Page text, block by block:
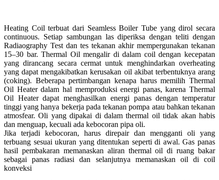
Heating Coil terbuat dari Seamless Boiler Tube yang dirol secara
continuous. Setiap sambungan las diperiksa dengan teliti dengan
Radiaography Test dan tes tekanan akhir mempergunakan tekanan
15–30 bar. Thermal Oil mengalir di dalam coil dengan kecepatan
yang dirancang secara cermat untuk menghindarkan overheating
yang dapat mengakibatkan kerusakan oil akibat terbentuknya arang
(coking). Beberapa pertimbangan kenapa harus memilih Thermal
Oil Heater dalam hal memproduksi energi panas, karena Thermal
Oil Heater dapat menghasilkan energi panas dengan temperatur
tinggi yang hanya bekerja pada tekanan pompa atau bahkan tekanan
atmosfear. Oli yang dipakai di dalam thermal oil tidak akan habis
dan menguap, kecuali ada kebocoran pipa oli.
Jika terjadi kebocoran, harus direpair dan mengganti oli yang
terbuang sesuai ukuran yang ditentukan seperti di awal. Gas panas
hasil pembakaran memanaskan aliran thermal oil di ruang bakar
sebagai panas radiasi dan selanjutnya memanaskan oil di coil
konveksi